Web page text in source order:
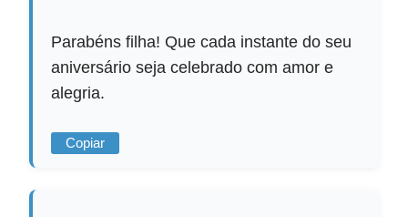
Parabéns filha! Que cada instante do seu
aniversário seja celebrado com amor e
alegria.
Copiar